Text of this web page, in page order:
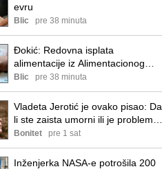
evru
Blic pre 38 minuta
Đokić: Redovna isplata
alimentacije iz Alimentacionog
fonda donela mi je sigurnost
(video)
Blic pre 38 minuta
Vladeta Jerotić je ovako pisao: Da
li ste zaista umorni ili je problem
mnogo dublji?
Bonitet pre 1 sat
Inženjerka NASA-e potrošila 200